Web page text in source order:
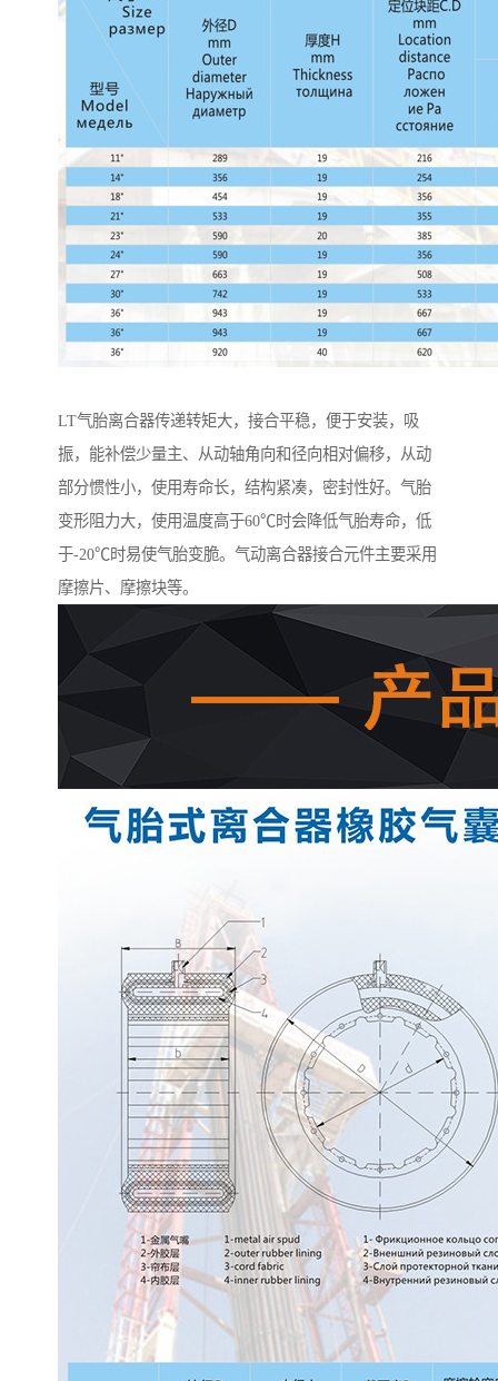
LT气胎离合器传递转矩大，接合平稳，便于安装，吸
振，能补偿少量主、从动轴角向和径向相对偏移，从动
部分惯性小，使用寿命长，结构紧凑，密封性好。气胎
变形阻力大，使用温度高于60℃时会降低气胎寿命，低
于-20℃时易使气胎变脆。气动离合器接合元件主要采用
摩擦片、摩擦块等。